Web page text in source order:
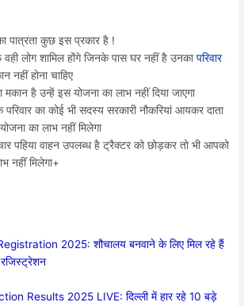
पात्रता कुछ इस प्रकार है !
वही लोग शामिल होंगे जिनके पास घर नहीं है उनकापरिवार
नहीं होना चाहिए
है उन्हें इस योजना का लाभ नहीं दिया जाएगा
का कोई भी सदस्य सरकारी नौकरियां आयकर दाता
का लाभ नहीं मिलेगा
पहिया वाहन उपलब्ध है ट्रैक्टर को छोड़कर तो भी आपको
नहीं मिलेगा+
2025: शौचालय बनवाने के लिए मिल रहे हैं
Results 2025 LIVE: दिल्ली में हार रहे 10 बड़े